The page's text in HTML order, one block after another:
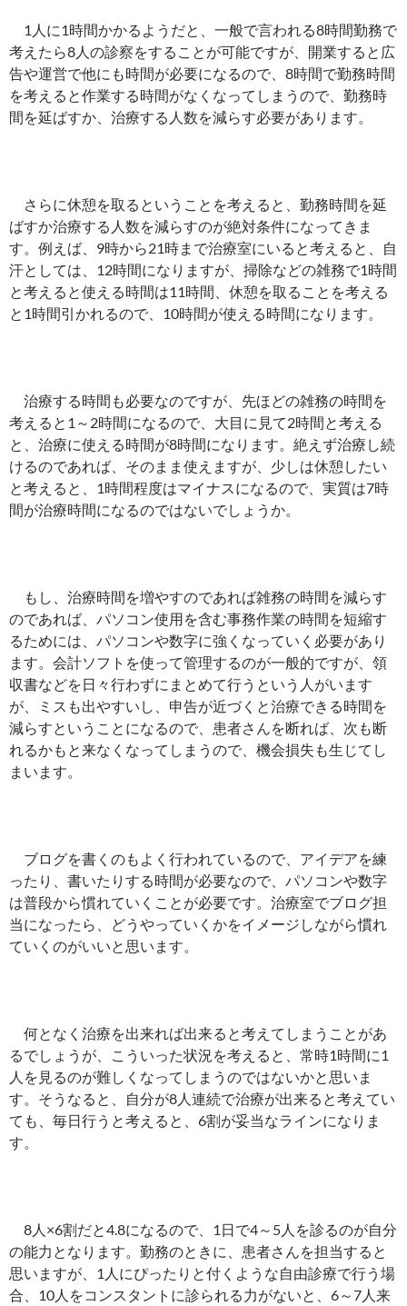
1人に1時間かかるようだと、一般で言われる8時間勤務で
考えたら8人の診察をすることが可能ですが、開業すると広
告や運営で他にも時間が必要になるので、8時間で勤務時間
を考えると作業する時間がなくなってしまうので、勤務時
間を延ばすか、治療する人数を減らす必要があります。
さらに休憩を取るということを考えると、勤務時間を延
ばすか治療する人数を減らすのが絶対条件になってきま
す。例えば、9時から21時まで治療室にいると考えると、自
汗としては、12時間になりますが、掃除などの雑務で1時間
と考えると使える時間は11時間、休憩を取ることを考える
と1時間引かれるので、10時間が使える時間になります。
治療する時間も必要なのですが、先ほどの雑務の時間を
考えると1～2時間になるので、大目に見て2時間と考える
と、治療に使える時間が8時間になります。絶えず治療し続
けるのであれば、そのまま使えますが、少しは休憩したい
と考えると、1時間程度はマイナスになるので、実質は7時
間が治療時間になるのではないでしょうか。
もし、治療時間を増やすのであれば雑務の時間を減らす
のであれば、パソコン使用を含む事務作業の時間を短縮す
るためには、パソコンや数字に強くなっていく必要があり
ます。会計ソフトを使って管理するのが一般的ですが、領
収書などを日々行わずにまとめて行うという人がいます
が、ミスも出やすいし、申告が近づくと治療できる時間を
減らすということになるので、患者さんを断れば、次も断
れるかもと来なくなってしまうので、機会損失も生じてし
まいます。
ブログを書くのもよく行われているので、アイデアを練
ったり、書いたりする時間が必要なので、パソコンや数字
は普段から慣れていくことが必要です。治療室でブログ担
当になったら、どうやっていくかをイメージしながら慣れ
ていくのがいいと思います。
何となく治療を出来れば出来ると考えてしまうことがあ
るでしょうが、こういった状況を考えると、常時1時間に1
人を見るのが難しくなってしまうのではないかと思いま
す。そうなると、自分が8人連続で治療が出来ると考えてい
ても、毎日行うと考えると、6割が妥当なラインになりま
す。
8人×6割だと4.8になるので、1日で4～5人を診るのが自分
の能力となります。勤務のときに、患者さんを担当すると
思いますが、1人にぴったりと付くような自由診療で行う場
合、10人をコンスタントに診られる力がないと、6～7人来